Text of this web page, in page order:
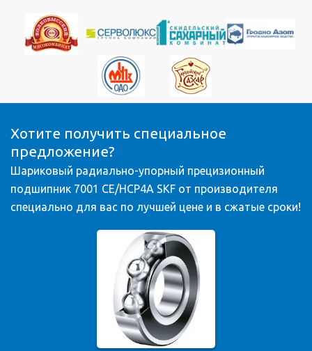
Хотите получить специальное
предложение?
Шариковый радиально-упорный прецизионный
подшипник 7001 CE/HCP4A SKF от производителя
специально для вас по лучшей цене и в сжатые сроки!